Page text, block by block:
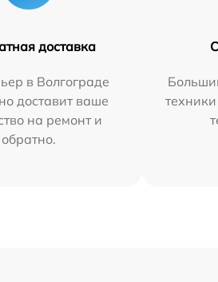
доставка
в Волгограде
доставит ваше
на ремонт и
обратно.